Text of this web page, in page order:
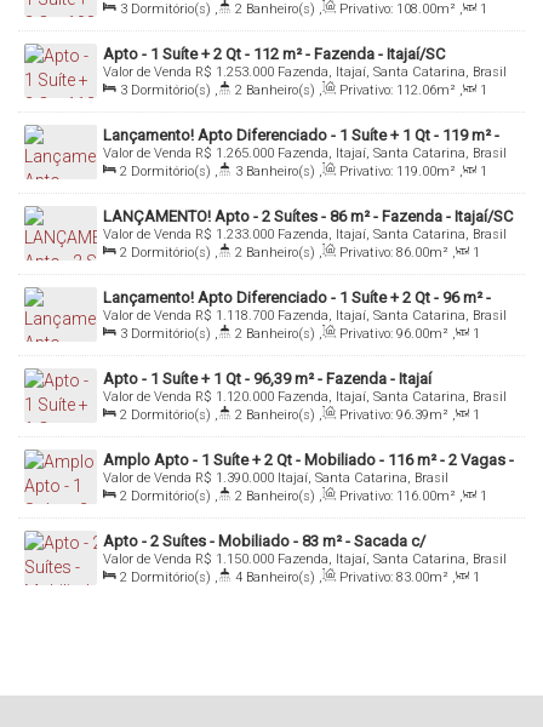
3 Dormitório(s) , 2 Banheiro(s) , Privativo: 108.00m² ,
1
Sala(s) , 1 Suíte(s) , 2 Vaga(s) , Útil: 108.00m²
Apto - 1 Suíte + 2 Qt - 112 m² - Fazenda - Itajaí/SC
R$ 1.253.000
Valor de Venda
Fazenda, Itajaí, Santa Catarina, Brasil
3 Dormitório(s) , 2 Banheiro(s) , Privativo: 112.06m² ,
1
Sala(s) , 1 Suíte(s) , 2 Vaga(s) , Útil: 112.06m²
Lançamento! Apto Diferenciado - 1 Suíte + 1 Qt - 119 m² -
Fazenda - Itajaí/SC
R$ 1.265.000
Valor de Venda
Fazenda, Itajaí, Santa Catarina, Brasil
2 Dormitório(s) , 3 Banheiro(s) , Privativo: 119.00m² ,
1
Sala(s) , 1 Suíte(s) , 2 Vaga(s) , Útil: 119.00m²
LANÇAMENTO! Apto - 2 Suítes - 86 m² - Fazenda - Itajaí/SC
R$ 1.233.000
Valor de Venda
Fazenda, Itajaí, Santa Catarina, Brasil
2 Dormitório(s) , 2 Banheiro(s) , Privativo: 86.00m² ,
1
Sala(s) , 2 Suíte(s) , 1 Vaga(s) , Útil: 86.00m²
Lançamento! Apto Diferenciado - 1 Suíte + 2 Qt - 96 m² -
Fazenda - Itajaí/SC
R$ 1.118.700
Valor de Venda
Fazenda, Itajaí, Santa Catarina, Brasil
3 Dormitório(s) , 2 Banheiro(s) , Privativo: 96.00m² ,
1
Sala(s) , 1 Suíte(s) , 2 Vaga(s) , Útil: 96.00m²
Apto - 1 Suíte + 1 Qt - 96,39 m² - Fazenda - Itajaí
R$ 1.120.000
Valor de Venda
Fazenda, Itajaí, Santa Catarina, Brasil
2 Dormitório(s) , 2 Banheiro(s) , Privativo: 96.39m² ,
1
Sala(s) , 1 Suíte(s) , 2 Vaga(s) , Útil: 96.39m²
Amplo Apto - 1 Suíte + 2 Qt - Mobiliado - 116 m² - 2 Vagas -
Fazenda - Itajaí/SC
R$ 1.390.000
Valor de Venda
Itajaí, Santa Catarina, Brasil
2 Dormitório(s) , 2 Banheiro(s) , Privativo: 116.00m² ,
1
Sala(s) , 1 Suíte(s) , 2 Vaga(s) , Útil: 116.00m²
Apto - 2 Suítes - Mobiliado - 83 m² - Sacada c/
Churrasqueira - Itajai/SC
R$ 1.150.000
Valor de Venda
Fazenda, Itajaí, Santa Catarina, Brasil
2 Dormitório(s) , 4 Banheiro(s) , Privativo: 83.00m² ,
1